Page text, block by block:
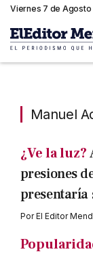
Viernes 7 de
Manuel
¿Ve la luz?
presiones
PorEl Editor